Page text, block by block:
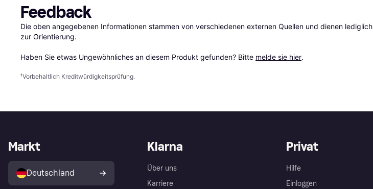
Feedback
Die oben angegebenen Informationen stammen von verschiedenen externen Quellen und dienen lediglich
zur Orientierung.
Haben Sie etwas Ungewöhnliches an diesem Produkt gefunden? Bitte melde sie hier.
¹Vorbehaltlich Kreditwürdigkeitsprüfung.
Klarna
Über uns
Karriere
Privat
Hilfe
Einloggen
Markt
Deutschland